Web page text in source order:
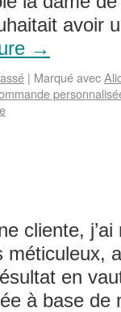
avoir
→
| Marqué avec
cliente,
méticuleux,
en
à base de